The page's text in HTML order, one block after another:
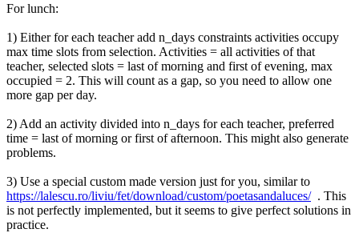
For lunch:
1) Either for each teacher add n_days constraints activities occupy
max time slots from selection. Activities = all activities of that
teacher, selected slots = last of morning and first of evening, max
occupied = 2. This will count as a gap, so you need to allow one
more gap per day.
2) Add an activity divided into n_days for each teacher, preferred
time = last of morning or first of afternoon. This might also generate
problems.
3) Use a special custom made version just for you, similar to
https://lalescu.ro/liviu/fet/download/custom/poetasandaluces/. This
is not perfectly implemented, but it seems to give perfect solutions in
practice.